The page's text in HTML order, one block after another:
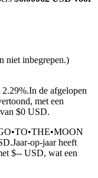
niet inbegrepen.)
In de afgelopen
met een
$0 USD.
Jaar-op-jaar heeft
$-- USD, wat een